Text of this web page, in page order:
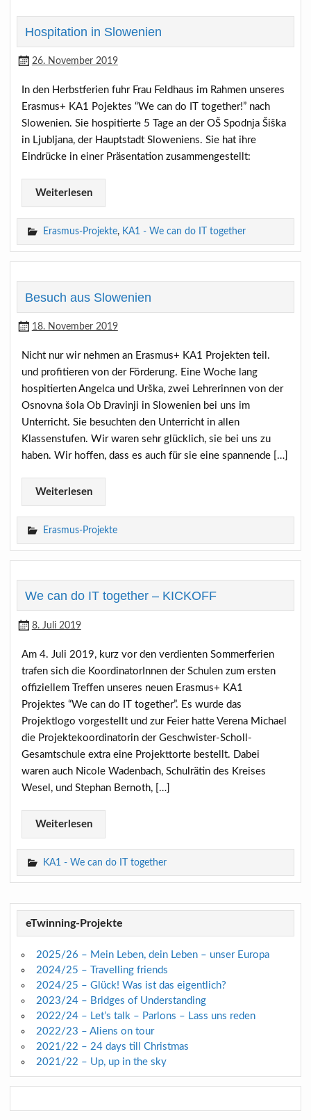
Hospitation in Slowenien
26. November 2019
In den Herbstferien fuhr Frau Feldhaus im Rahmen unseres
Erasmus+ KA1 Pojektes “We can do IT together!” nach
Slowenien. Sie hospitierte 5 Tage an der OŠ Spodnja Šiška
in Ljubljana, der Hauptstadt Sloweniens. Sie hat ihre
Eindrücke in einer Präsentation zusammengestellt:
Weiterlesen
Erasmus-Projekte, KA1 - We can do IT together
Besuch aus Slowenien
18. November 2019
Nicht nur wir nehmen an Erasmus+ KA1 Projekten teil.
und profitieren von der Förderung. Eine Woche lang
hospitierten Angelca und Urška, zwei Lehrerinnen von der
Osnovna šola Ob Dravinji in Slowenien bei uns im
Unterricht. Sie besuchten den Unterricht in allen
Klassenstufen. Wir waren sehr glücklich, sie bei uns zu
haben. Wir hoffen, dass es auch für sie eine spannende […]
Weiterlesen
Erasmus-Projekte
We can do IT together – KICKOFF
8. Juli 2019
Am 4. Juli 2019, kurz vor den verdienten Sommerferien
trafen sich die KoordinatorInnen der Schulen zum ersten
offiziellem Treffen unseres neuen Erasmus+ KA1
Projektes “We can do IT together”. Es wurde das
Projektlogo vorgestellt und zur Feier hatte Verena Michael
die Projektekoordinatorin der Geschwister-Scholl-
Gesamtschule extra eine Projekttorte bestellt. Dabei
waren auch Nicole Wadenbach, Schulrätin des Kreises
Wesel, und Stephan Bernoth, […]
Weiterlesen
KA1 - We can do IT together
eTwinning-Projekte
2025/26 – Mein Leben, dein Leben – unser Europa
2024/25 – Travelling friends
2024/25 – Glück! Was ist das eigentlich?
2023/24 – Bridges of Understanding
2022/24 – Let’s talk – Parlons – Lass uns reden
2022/23 – Aliens on tour
2021/22 – 24 days till Christmas
2021/22 – Up, up in the sky